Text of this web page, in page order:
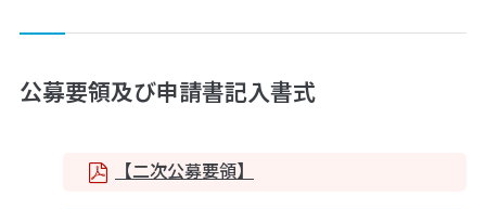
公募要領及び申請書記入書式
【二次公募要領】